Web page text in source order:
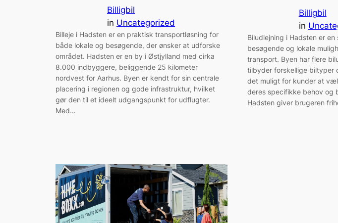
Billigbil
in Uncategorized
Billeje i Hadsten er en praktisk transportløsning for
både lokale og besøgende, der ønsker at udforske
området. Hadsten er en by i Østjylland med cirka
8.000 indbyggere, beliggende 25 kilometer
nordvest for Aarhus. Byen er kendt for sin centrale
placering i regionen og gode infrastruktur, hvilket
gør den til et ideelt udgangspunkt for udflugter.
Med…
Billigbil
in
Biludlejning i Hadsten er
besøgende og lokale
transport. Byen har flere
tilbyder forskellige biltyper
det muligt for kunder at
deres specifikke behov og
Hadsten giver brugeren